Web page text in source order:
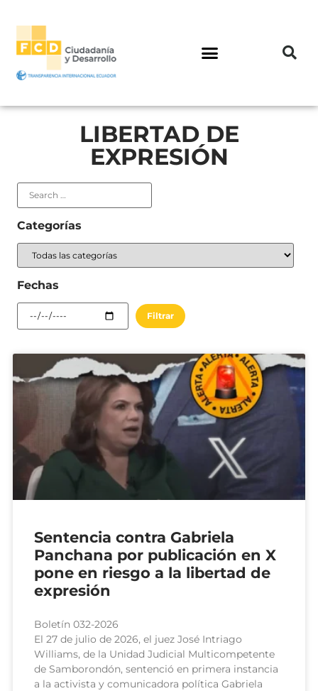
LIBERTAD DE
EXPRESIÓN
Categorías
Fechas
Sentencia contra Gabriela
Panchana por publicación en X
pone en riesgo a la libertad de
expresión
Boletín 032-2026
El 27 de julio de 2026, el juez José Intriago
Williams, de la Unidad Judicial Multicompetente
de Samborondón, sentenció en primera instancia
a la activista y comunicadora política Gabriela